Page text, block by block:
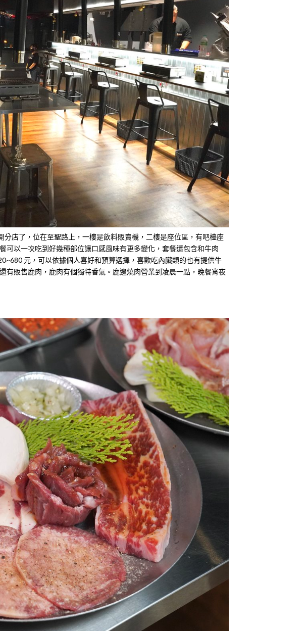
分店了，位在至聖路上，一樓是飲料販賣機，二樓是座位區，有吧檯座
以一次吃到好幾種部位讓口感風味有更多變化，套餐還包含和牛肉
元，可以依據個人喜好和預算選擇，喜歡吃內臟類的也有提供牛
有販售鹿肉，鹿肉有個獨特香氣。鹿邊燒肉營業到凌晨一點，晚餐宵夜